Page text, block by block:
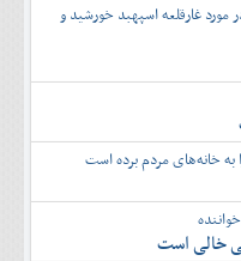
غارقلعه اسپهبد خورشید و
خانه‌های مردم برده است
خالی است